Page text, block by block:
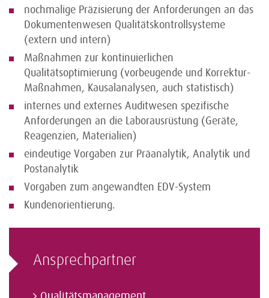
nochmalige Präzisierung der Anforderungen an das
Dokumentenwesen Qualitätskontrollsysteme
(extern und intern)
Maßnahmen zur kontinuierlichen
Qualitätsoptimierung (vorbeugende und Korrektur-
Maßnahmen, Kausalanalysen, auch statistisch)
internes und externes Auditwesen spezifische
Anforderungen an die Laborausrüstung (Geräte,
Reagenzien, Materialien)
eindeutige Vorgaben zur Präanalytik, Analytik und
Postanalytik
Vorgaben zum angewandten EDV-System
Kundenorientierung.
Ansprechpartner